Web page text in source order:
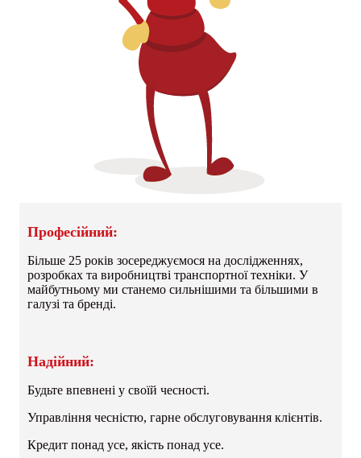
Професійний:
Більше 25 років зосереджуємося на дослідженнях,
розробках та виробництві транспортної техніки. У
майбутньому ми станемо сильнішими та більшими в
галузі та бренді.
Надійний:
Будьте впевнені у своїй чесності.
Управління чесністю, гарне обслуговування клієнтів.
Кредит понад усе, якість понад усе.